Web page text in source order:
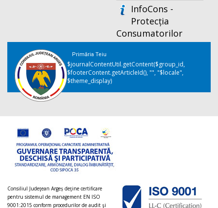
InfoCons -
Protecția
Consumatorilor
Primăria Teiu
$journalContentUtil.getContent($group_id,
$footerContent.getArticleId(), "", "$locale",
$theme_display)
Consiliul Judeţean Argeș deţine certificare
pentru sistemul de management EN ISO
9001:2015 conform procedurilor de audit şi